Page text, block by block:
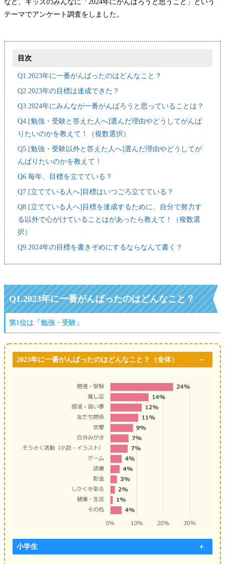
など、キッズのみんなに「2024年にがんばろうと思うこと」という
テーマでアンケート調査をしました。
目次
Q1.2023年に一番がんばったのはどんなこと？
Q2.2023年の目標は達成できた？
Q3.2024年にみんなが一番がんばろうと思っていることは？
Q4.[勉強・受験と答えた人へ]選んだ理由やどうしてがんば
りたいのかを教えて！（複数選択）
Q5.[勉強・受験以外と答えた人へ]選んだ理由やどうしてが
んばりたいのかを教えて！
Q6.毎年、目標を立てている？
Q7.[立てている人へ]目標はいつごろ立てている？
Q8.[立てている人へ]目標を達成するために、自分で努力す
る以外で心がけていることはがあったら教えて！（複数選
択）
Q9.2024年の目標を書きぞめにするならなんて書く？
Q1.2023年に一番がんばったのはどんなこと？
第1位は「勉強・受験」
2023年に一番がんばったのはどんなこと？ （全体）
小学生